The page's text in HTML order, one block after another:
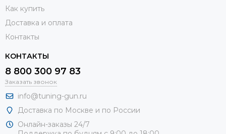
Как купить
Доставка и оплата
Контакты
КОНТАКТЫ
8 800 300 97 83
Заказать звонок
info@tuning-gun.ru
Доставка по Москве и по России
Онлайн-заказы 24/7